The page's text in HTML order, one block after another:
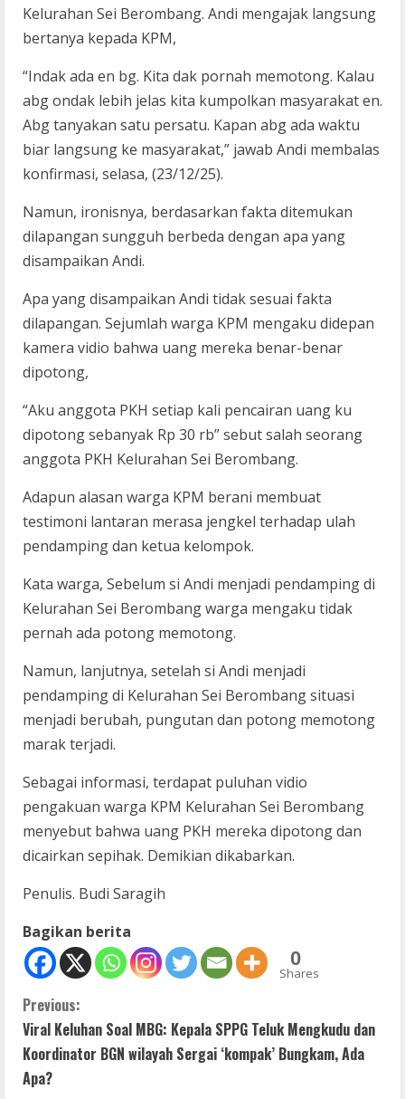
Kelurahan Sei Berombang. Andi mengajak langsung
bertanya kepada KPM,
“Indak ada en bg. Kita dak pornah memotong. Kalau
abg ondak lebih jelas kita kumpolkan masyarakat en.
Abg tanyakan satu persatu. Kapan abg ada waktu
biar langsung ke masyarakat,” jawab Andi membalas
konfirmasi, selasa, (23/12/25).
Namun, ironisnya, berdasarkan fakta ditemukan
dilapangan sungguh berbeda dengan apa yang
disampaikan Andi.
Apa yang disampaikan Andi tidak sesuai fakta
dilapangan. Sejumlah warga KPM mengaku didepan
kamera vidio bahwa uang mereka benar-benar
dipotong,
“Aku anggota PKH setiap kali pencairan uang ku
dipotong sebanyak Rp 30 rb” sebut salah seorang
anggota PKH Kelurahan Sei Berombang.
Adapun alasan warga KPM berani membuat
testimoni lantaran merasa jengkel terhadap ulah
pendamping dan ketua kelompok.
Kata warga, Sebelum si Andi menjadi pendamping di
Kelurahan Sei Berombang warga mengaku tidak
pernah ada potong memotong.
Namun, lanjutnya, setelah si Andi menjadi
pendamping di Kelurahan Sei Berombang situasi
menjadi berubah, pungutan dan potong memotong
marak terjadi.
Sebagai informasi, terdapat puluhan vidio
pengakuan warga KPM Kelurahan Sei Berombang
menyebut bahwa uang PKH mereka dipotong dan
dicairkan sepihak. Demikian dikabarkan.
Penulis. Budi Saragih
Bagikan berita
0
Shares
C
o
n
Previous:
Viral Keluhan Soal MBG: Kepala SPPG Teluk Mengkudu dan
Koordinator BGN wilayah Sergai ‘kompak’ Bungkam, Ada
Apa?